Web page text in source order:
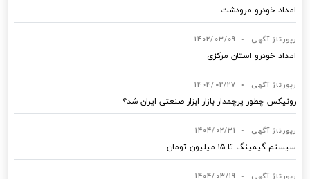
امداد خودرو مرودشت
رپورتاژ آگهی •
1402/03/09
امداد خودرو استان مرکزی
رپورتاژ آگهی •
1404/02/27
رونیکس چطور پرچمدار بازار ابزار صنعتی ایران شد؟
رپورتاژ آگهی •
1404/02/31
سیستم گیمینگ تا ۱۵ میلیون تومان
رپورتاژ آگهی •
1404/03/19